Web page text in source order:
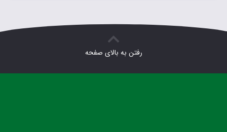
رفتن به بالای صفحه